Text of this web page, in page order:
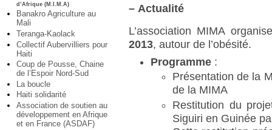
d’Afrique (M.I.M.A)
Banakro Agriculture au
Mali
Teranga-Kaolack
Collectif Aubervilliers pour
Haiti
Coup de Pousse, Chaine
de l’Espoir Nord-Sud
La boucle
Haiti solidarité
Association de soutien au
développement en Afrique
et en France (ASDAF)
– Actualité
L’association MIMA
2013, autour de l’obésité.
Programme :
Présentation de la
de la MIMA
Restitution du
Siguiri en Guinée